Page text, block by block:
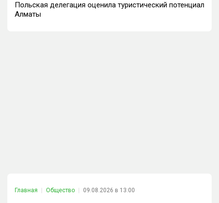
Польская делегация оценила туристический потенциал
Алматы
Главная Общество 09.08.2026 в 13:00